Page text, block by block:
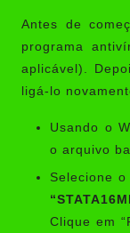
Antes de
programa
aplicável).
ligá-lo
Usando o
o arquivo
Selecione
Clique em